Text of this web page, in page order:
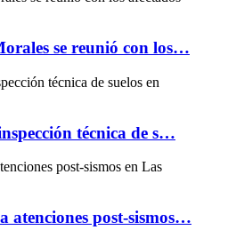
se reunió con los…
técnica de s…
atenciones post-sismos…